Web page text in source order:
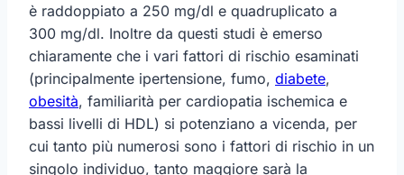
è raddoppiato a 250 mg/dl e quadruplicato a
300 mg/dl. Inoltre da questi studi è emerso
chiaramente che i vari fattori di rischio esaminati
(principalmente ipertensione, fumo, diabete,
obesità, familiarità per cardiopatia ischemica e
bassi livelli di HDL) si potenziano a vicenda, per
cui tanto più numerosi sono i fattori di rischio in un
singolo individuo, tanto maggiore sarà la